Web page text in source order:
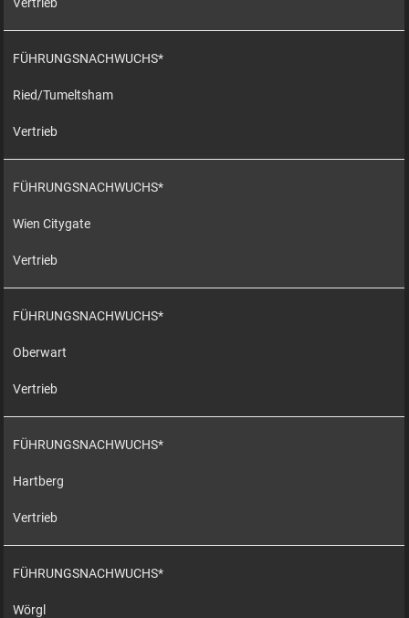
FÜHRUNGSNACHWUCHS*
Ried/Tumeltsham
Vertrieb
FÜHRUNGSNACHWUCHS*
Wien Citygate
Vertrieb
FÜHRUNGSNACHWUCHS*
Oberwart
Vertrieb
FÜHRUNGSNACHWUCHS*
Hartberg
Vertrieb
FÜHRUNGSNACHWUCHS*
Wörgl